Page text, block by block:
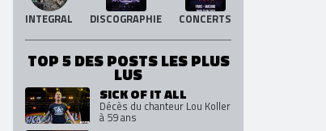
INTEGRAL DISCOGRAPHIE CONCERTS
TOP 5 DES POSTS LES PLUS
LUS
SICK OF IT ALL
Décès du chanteur Lou Koller
à 59 ans